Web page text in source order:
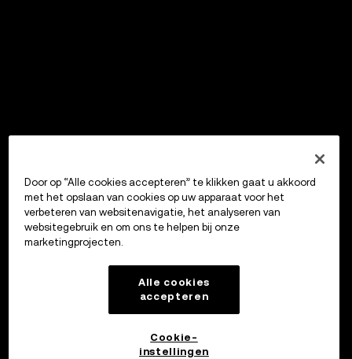
Door op “Alle cookies accepteren” te klikken gaat u akkoord
met het opslaan van cookies op uw apparaat voor het
verbeteren van websitenavigatie, het analyseren van
websitegebruik en om ons te helpen bij onze
marketingprojecten.
Alle cookies
accepteren
Cookie-
instellingen